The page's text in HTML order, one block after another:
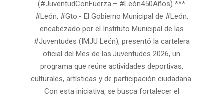
(#JuventudConFuerza – #León450Años) ***
#León, #Gto.- El Gobierno Municipal de #León,
encabezado por el Instituto Municipal de las
#Juventudes (IMJU León), presentó la cartelera
oficial del Mes de las Juventudes 2026, un
programa que reúne actividades deportivas,
culturales, artísticas y de participación ciudadana.
Con esta iniciativa, se busca fortalecer el